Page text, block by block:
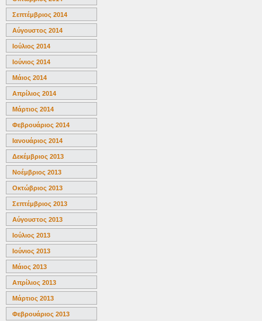
Σεπτέμβριος 2014
Αύγουστος 2014
Ιούλιος 2014
Ιούνιος 2014
Μάιος 2014
Απρίλιος 2014
Μάρτιος 2014
Φεβρουάριος 2014
Ιανουάριος 2014
Δεκέμβριος 2013
Νοέμβριος 2013
Οκτώβριος 2013
Σεπτέμβριος 2013
Αύγουστος 2013
Ιούλιος 2013
Ιούνιος 2013
Μάιος 2013
Απρίλιος 2013
Μάρτιος 2013
Φεβρουάριος 2013